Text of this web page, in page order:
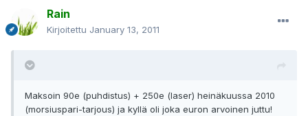
Rain
Kirjoitettu January 13, 2011
Maksoin 90e (puhdistus) + 250e (laser) heinäkuussa 2010
(morsiuspari-tarjous) ja kyllä oli joka euron arvoinen juttu!